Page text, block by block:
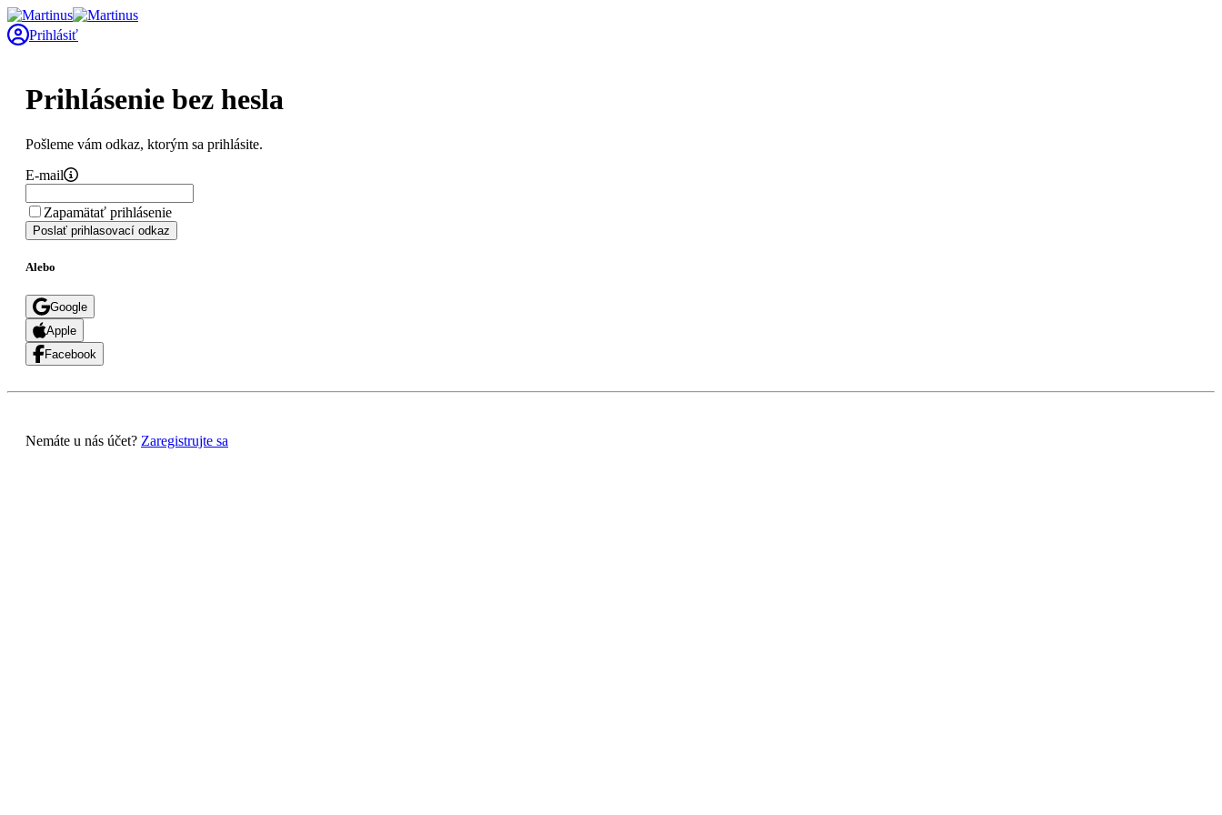
Prihlásiť
Prihlásenie bez hesla
Pošleme vám odkaz, ktorým sa prihlásite.
E-mail
Zapamätať prihlásenie
Poslať prihlasovací odkaz
Alebo
Google
Apple
Facebook
Nemáte u nás účet? Zaregistrujte sa